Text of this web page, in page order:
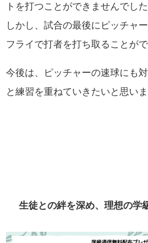
トを打つことができませんでした
しかし、試合の最後にピッチャ
フライで打者を打ち取ることがで
今後は、ピッチャーの速球にも
と練習を重ねていきたいと思いま
生徒との絆を深め、理想の学